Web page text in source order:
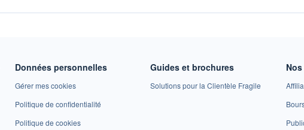
Données personnelles
Gérer mes cookies
Politique de confidentialité
Politique de cookies
Guides et brochures
Solutions pour la Clientèle Fragile